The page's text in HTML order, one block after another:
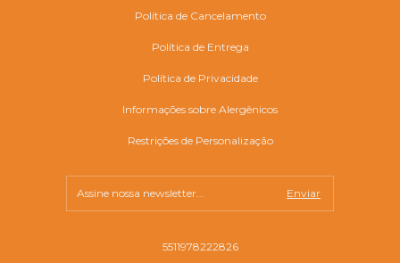
Política de Cancelamento
Política de Entrega
Política de Privacidade
Informações sobre Alergênicos
Restrições de Personalização
5511978222826